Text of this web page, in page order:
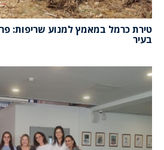
טירת כרמל במאמץ למנוע שריפות:
בעיר